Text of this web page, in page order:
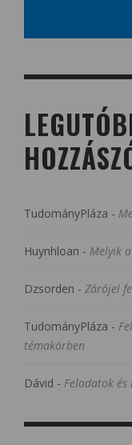
TudományPláza -
Huynhloan - Melyik
Dzsorden - Zárójel
TudományPláza -
témakörben
Dávid - Feladatok